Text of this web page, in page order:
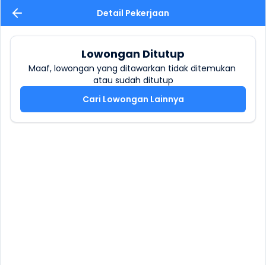
Detail Pekerjaan
Lowongan Ditutup
Maaf, lowongan yang ditawarkan tidak ditemukan
atau sudah ditutup
Cari Lowongan Lainnya